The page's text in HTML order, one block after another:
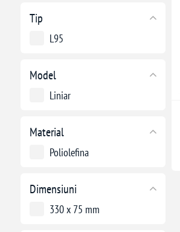
Tip
L95
Model
Liniar
Material
Poliolefina
Dimensiuni
330 x 75 mm